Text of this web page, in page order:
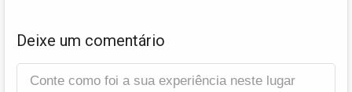
Deixe um comentário